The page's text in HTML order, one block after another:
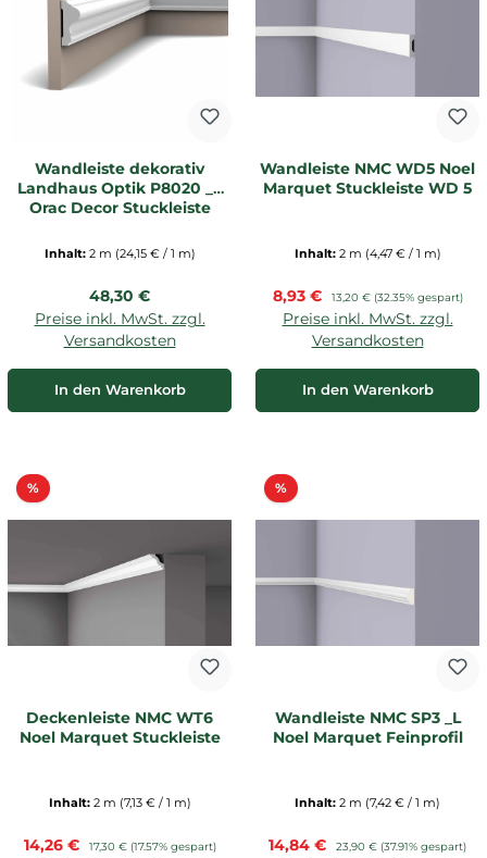
Wandleiste dekorativ
Landhaus Optik P8020 _L
Orac Decor Stuckleiste
Inhalt: 2 m (24,15 € / 1 m)
Regulärer Preis:
48,30 €
Preise inkl. MwSt. zzgl.
Versandkosten
In den Warenkorb
Wandleiste NMC WD5 Noel
Marquet Stuckleiste WD 5
Inhalt: 2 m (4,47 € / 1 m)
Verkaufspreis:
8,93 € Regulärer Preis:
13,20 € (32.35% gespart)
Preise inkl. MwSt. zzgl.
Versandkosten
In den Warenkorb
%Rabatt
Deckenleiste NMC WT6
Noel Marquet Stuckleiste
Inhalt: 2 m (7,13 € / 1 m)
Verkaufspreis:
14,26 € Regulärer Preis:
17,30 € (17.57% gespart)
%Rabatt
Wandleiste NMC SP3 _L
Noel Marquet Feinprofil
Inhalt: 2 m (7,42 € / 1 m)
Verkaufspreis:
14,84 € Regulärer Preis:
23,90 € (37.91% gespart)